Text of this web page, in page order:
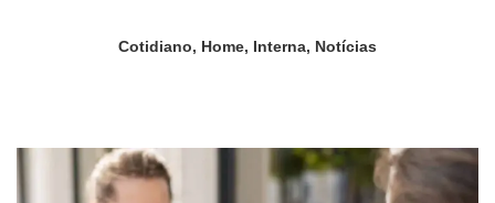
Cotidiano, Home, Interna, Notícias